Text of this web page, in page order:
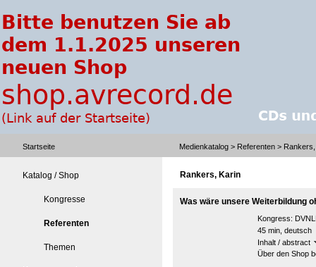
Startseite Medienkatalog > Referenten >
Katalog / Shop
Kongresse
Referenten
Themen
Rankers, Karin
Was wäre unsere Weiterbildung
Kongress:
45 min, deutsch
Inhalt / abstract
Über den Shop